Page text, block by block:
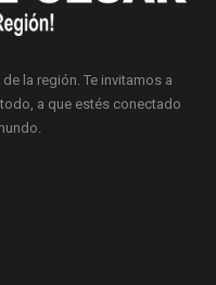
la región. Te invitamos a
a que estés conectado